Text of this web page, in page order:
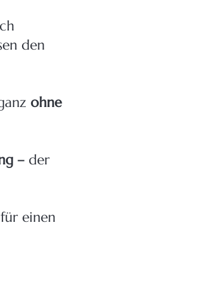
den
ohne
– der
einen